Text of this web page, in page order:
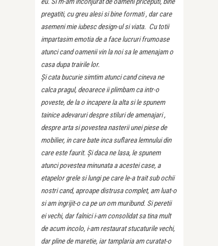
pregatiti, cu greu alesi si bine formati , dar care
asemeni mie iubesc design-ul si viata. Cu totii
impartasim emotia de a face lucruri frumoase
atunci cand oamenii vin la noi sa le amenajam o
casa dupa trairile lor.
Și cata bucurie simtim atunci cand cineva ne
calca pragul, deoarece ii plimbam ca intr-o
poveste, de la o incapere la alta si le spunem
tainice adevaruri despre stiluri de amenajari ,
despre arta si povestea nasterii unei piese de
mobilier, in care bate inca suflarea lemnului din
care este faurit. Și daca ne lasa, le spunem
atunci povestea minunata a acestei case, a
etapelor grele si lungi pe care le-a trait sub ochii
nostri cand, aproape distrusa complet, am luat-o
si am ingrijit-o ca pe un om muribund. Si peretii
ei vechi, dar falnici i-am consolidat sa tina mult
de acum incolo, i-am restaurat stucaturile vechi,
dar pline de maretie, iar tamplaria am curatat-o